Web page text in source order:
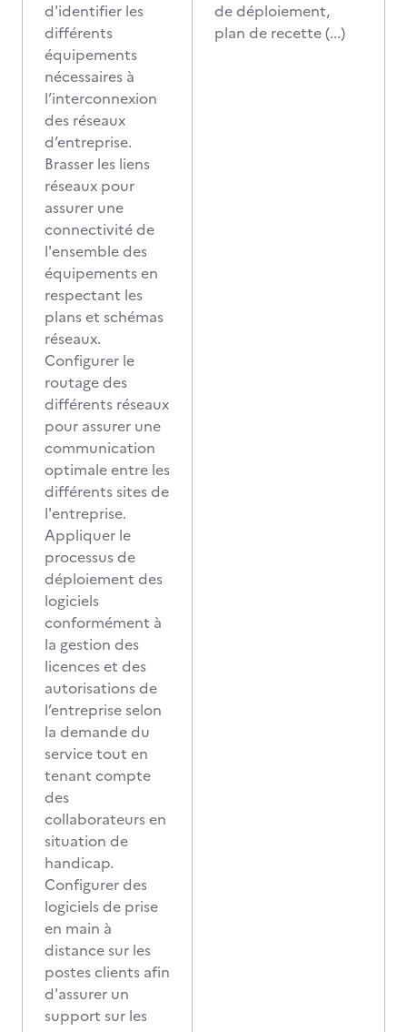
d'identifier les
différents
équipements
nécessaires à
l’interconnexion
des réseaux
d’entreprise.
Brasser les liens
réseaux pour
assurer une
connectivité de
l'ensemble des
équipements en
respectant les
plans et schémas
réseaux.
Configurer le
routage des
différents réseaux
pour assurer une
communication
optimale entre les
différents sites de
l'entreprise.
Appliquer le
processus de
déploiement des
logiciels
conformément à
la gestion des
licences et des
autorisations de
l’entreprise selon
la demande du
service tout en
tenant compte
des
collaborateurs en
situation de
handicap.
Configurer des
logiciels de prise
en main à
distance sur les
postes clients afin
d'assurer un
support sur les
de déploiement,
plan de recette (...)